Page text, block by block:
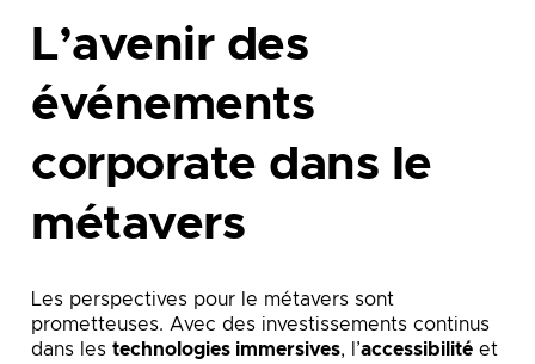
L’avenir des
événements
corporate dans le
métavers
Les perspectives pour le métavers sont
prometteuses. Avec des investissements continus
dans lestechnologies immersives, l’accessibilité et